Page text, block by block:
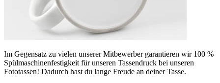
Im Gegensatz zu vielen unserer Mitbewerber garantieren wir 100 %
Spülmaschinenfestigkeit für unseren Tassendruck bei unseren
Fototassen! Dadurch hast du lange Freude an deiner Tasse.